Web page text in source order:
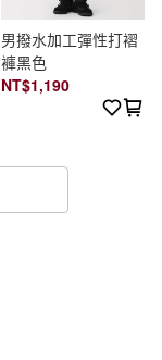
男撥水加工彈性打褶
褲黑色
NT$1,190